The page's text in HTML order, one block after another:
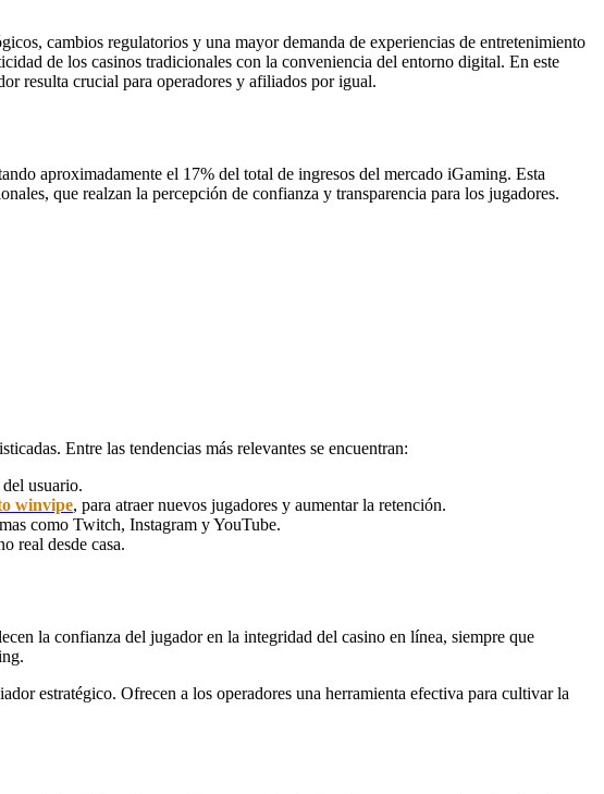
cambios regulatorios y una mayor demanda de experiencias de entretenimiento
de los casinos tradicionales con la conveniencia del entorno digital. En este
resulta crucial para operadores y afiliados por igual.
aproximadamente el 17% del total de ingresos del mercado iGaming. Esta
que realzan la percepción de confianza y transparencia para los jugadores.
Entre las tendencias más relevantes se encuentran:
usuario.
winvipe, para atraer nuevos jugadores y aumentar la retención.
como Twitch, Instagram y YouTube.
real desde casa.
la confianza del jugador en la integridad del casino en línea, siempre que
estratégico. Ofrecen a los operadores una herramienta efectiva para cultivar la